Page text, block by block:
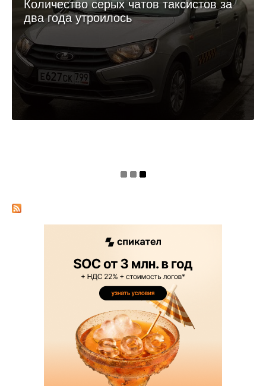
Количество серых чатов таксистов за
два года утроилось